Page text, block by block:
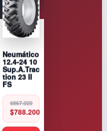
Neumático
12.4-24 10
Sup.A.Trac
tion 23 II
FS
$867.020
Original
price
was:
$867.020.
$788.200
Current
price
is:
$788.200.